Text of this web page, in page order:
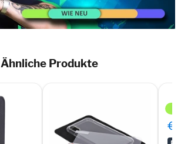
Ähnliche Produkte
für